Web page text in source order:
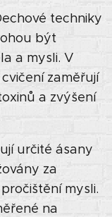
techniky
být
a mysli. V
zaměřují
a zvýšení
určité ásany
za
mysli.
na